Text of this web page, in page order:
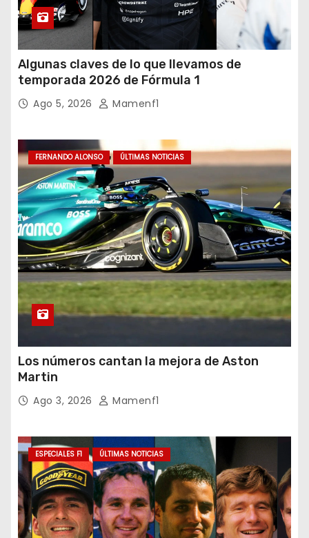
Algunas claves de lo que llevamos de
temporada 2026 de Fórmula 1
Ago 5, 2026 Mamenf1
FERNANDO ALONSO ÚLTIMAS NOTICIAS
Los números cantan la mejora de Aston
Martin
Ago 3, 2026 Mamenf1
ESPECIALES F1 ÚLTIMAS NOTICIAS